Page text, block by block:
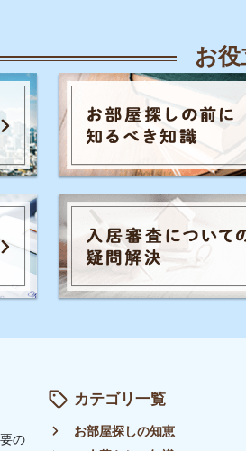
カテゴリ一覧
お部屋探しの知恵
一人暮らしの知識
同棲に関する知識
家賃やお金のこと
物件探しのマル秘情報
大手不動産屋の評判
エリアごとの家賃
引っ越しの知識
シェアハウスの知識
駅別のおすすめ不動産屋
ムについて プライバシーポリシー